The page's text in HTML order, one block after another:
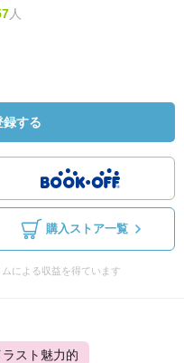
人
録する
購入ストア一覧
による収益を得ています
ラスト魅力的